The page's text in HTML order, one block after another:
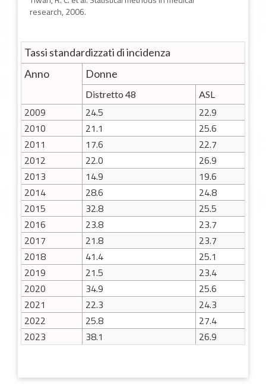
research, 2006.
Tassi standardizzati di incidenza
Anno
Donne
Distretto 48 ASL
2009 24.5
22.9
2010
21.1
25.6
2011
17.6
22.7
2012
22.0
26.9
2013
14.9
19.6
2014
28.6
24.8
2015
32.8
25.5
2016
23.8
23.7
2017
21.8
23.7
2018
41.4
25.1
2019
21.5
23.4
2020
34.9
25.6
2021
22.3
24.3
2022
25.8
27.4
2023
38.1 26.9